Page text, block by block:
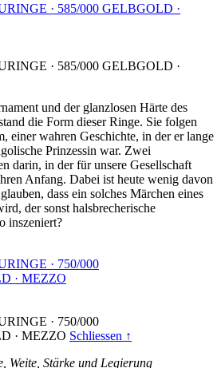
· 585/000 GELBGOLD ·
· 585/000 GELBGOLD ·
und der glanzlosen Härte des
die Form dieser Ringe. Sie folgen
einer wahren Geschichte, in der er lange
Prinzessin war. Zwei
darin, in der für unsere Gesellschaft
Anfang. Dabei ist heute wenig davon
dass ein solches Märchen eines
der sonst halsbrecherische
inszeniert?
· 750/000
· MEZZO
· 750/000
· MEZZO Schliessen ↑
Weite, Stärke und Legierung